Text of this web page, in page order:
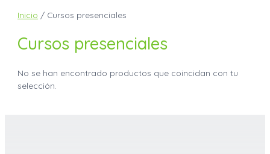
Inicio / Cursos presenciales
Cursos presenciales
No se han encontrado productos que coincidan con tu
selección.